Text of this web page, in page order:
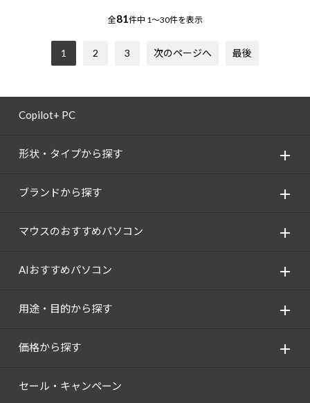
全81件中 1～30件を表示
1 2 3 次のページへ 最後
Copilot+ PC
形状・タイプから探す
ブランドから探す
マウスのおすすめパソコン
AIおすすめパソコン
用途・目的から探す
価格から探す
セール・キャンペーン